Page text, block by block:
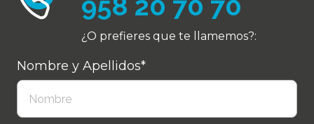
¿O prefieres que te llamemos?:
Nombre y Apellidos*